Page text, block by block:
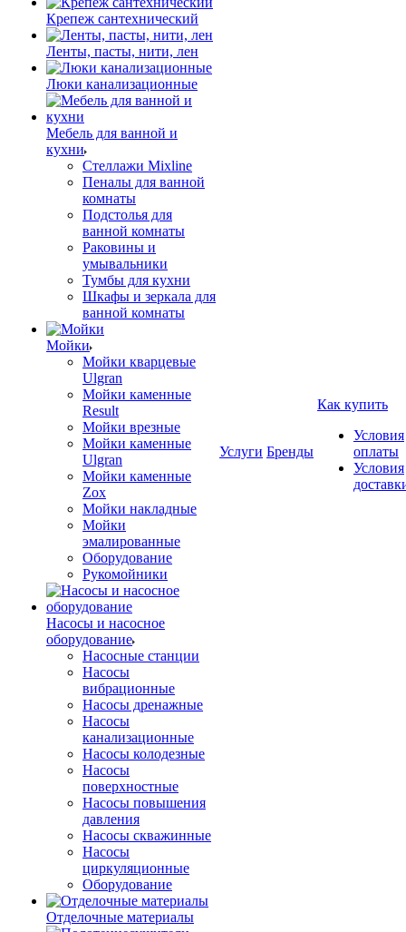
Крепеж сантехнический
Ленты, пасты, нити, лен
Люки канализационные
Мебель для ванной и
кухни
Стеллажи Mixline
Пеналы для ванной
комнаты
Подстолья для
ванной комнаты
Раковины и
умывальники
Тумбы для кухни
Шкафы и зеркала для
ванной комнаты
Мойки
Мойки кварцевые
Ulgran
Мойки каменные
Result
Мойки врезные
Мойки каменные
Ulgran
Мойки каменные
Zox
Мойки накладные
Мойки
эмалированные
Оборудование
Рукомойники
Насосы и насосное
оборудование
Насосные станции
Насосы
вибрационные
Насосы дренажные
Насосы
канализационные
Насосы колодезные
Насосы
поверхностные
Насосы повышения
давления
Насосы скважинные
Насосы
циркуляционные
Оборудование
Отделочные материалы
Услуги Бренды
Как купить
Условия
оплаты
Условия